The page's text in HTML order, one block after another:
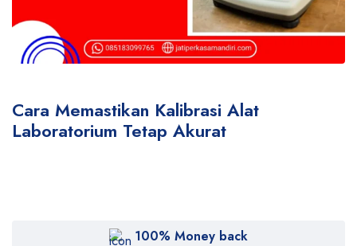
Cara Memastikan Kalibrasi Alat
Laboratorium Tetap Akurat
100% Money back